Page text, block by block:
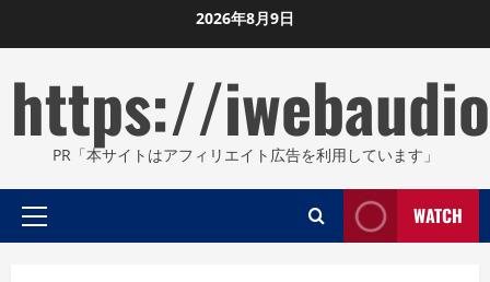
to
2026年8月9日
https://
PR「本サイトはアフィリエイト広告を利用しています」
Primary
WATCH